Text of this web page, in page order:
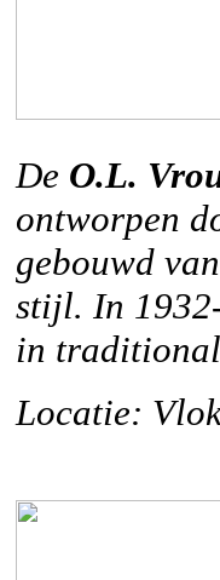
De O.L.
ontworpen
gebouwd
stijl. In
in
Locatie: